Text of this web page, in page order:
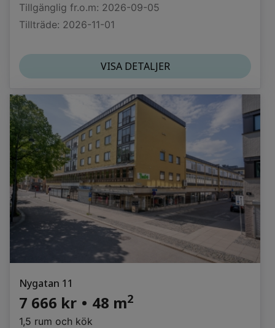
Tillgänglig fr.o.m: 2026-09-05
Tillträde: 2026-11-01
VISA DETALJER
Nygatan 11
7 666 kr • 48 m2
1,5 rum och kök